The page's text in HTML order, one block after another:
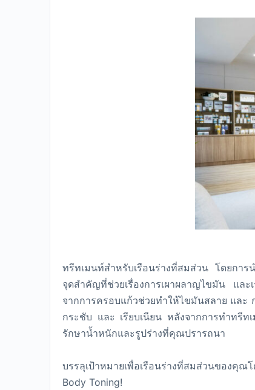
ทรีทเมนท์สำหรับเรือนร่างที่สมส่วน โดยการ
จุดสำคัญที่ช่วยเรื่องการเผาผลาญไขมัน และ
จากการครอบแก้วช่วยทำให้ไขมันสลาย และ
กระชับ และ เรียบเนียน หลังจากการทำทรี
รักษาน้ำหนักและรูปร่างที่คุณปรารถนา
บรรลุเป้าหมายเพื่อเรือนร่างที่สมส่วนของคุ
Body Toning!